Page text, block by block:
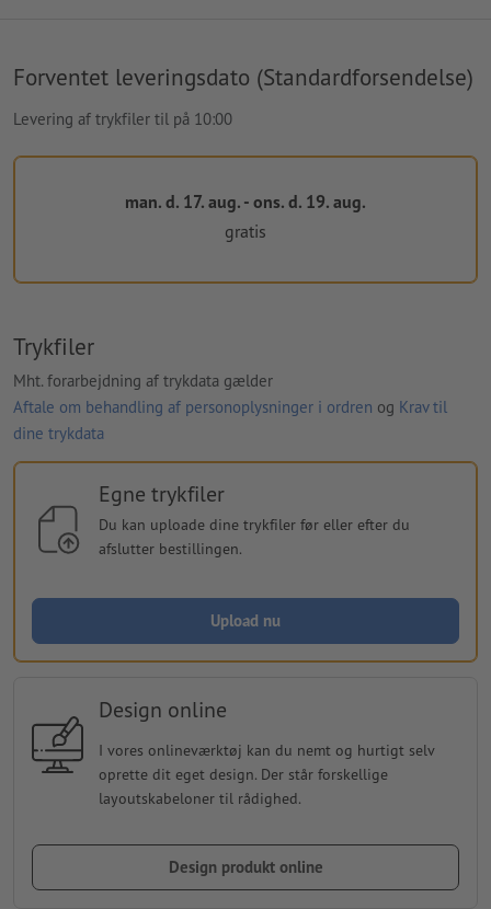
Forventet leveringsdato (Standardforsendelse)
Levering af trykfiler til på 10:00
man. d. 17. aug. - ons. d. 19. aug.
gratis
Trykfiler
Mht. forarbejdning af trykdata gælder
Aftale om behandling af personoplysninger i ordren og Krav til
dine trykdata
Egne trykfiler
Du kan uploade dine trykfiler før eller efter du
afslutter bestillingen.
Upload nu
Design online
I vores onlineværktøj kan du nemt og hurtigt selv
oprette dit eget design. Der står forskellige
layoutskabeloner til rådighed.
Design produkt online